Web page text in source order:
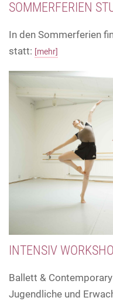
SOMMERFERIEN
In den Sommerferien
statt: [mehr]
INTENSIV
Ballett &
Jugendliche und